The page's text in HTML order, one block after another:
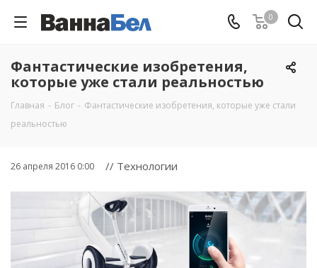
0
Фантастические изобретения,
которые уже стали реальностью
Главная - Блог - Фантастические изобретения, которые уже стали
реальностью
26 апреля 2016 0:00 // Технологии